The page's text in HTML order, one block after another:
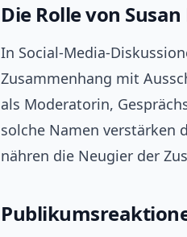
Die Rolle von
In Social-Media-
Zusammenhang mit
als Moderatorin,
solche Namen verstärken
nähren die Neugier der